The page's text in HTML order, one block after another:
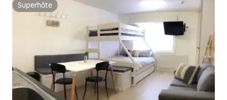
Superhôte
Superhôte